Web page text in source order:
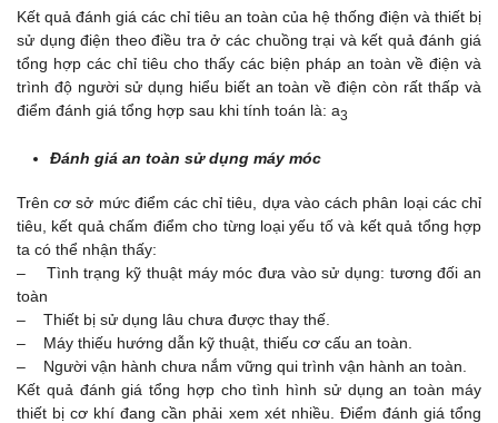
Kết quả đánh giá các chỉ tiêu an toàn của hệ thống điện và thiết bị
sử dụng điện theo điều tra ở các chuồng trại và kết quả đánh giá
tổng hợp các chỉ tiêu cho thấy các biện pháp an toàn về điện và
trình độ người sử dụng hiểu biết an toàn về điện còn rất thấp và
điểm đánh giá tổng hợp sau khi tính toán là: a3
Đánh giá an toàn sử dụng máy móc
Trên cơ sở mức điểm các chỉ tiêu, dựa vào cách phân loại các chỉ
tiêu, kết quả chấm điểm cho từng loại yếu tố và kết quả tổng hợp
ta có thể nhận thấy:
– Tình trạng kỹ thuật máy móc đưa vào sử dụng: tương đối an
toàn
– Thiết bị sử dụng lâu chưa được thay thế.
– Máy thiếu hướng dẫn kỹ thuật, thiếu cơ cấu an toàn.
– Người vận hành chưa nắm vững qui trình vận hành an toàn.
Kết quả đánh giá tổng hợp cho tình hình sử dụng an toàn máy
thiết bị cơ khí đang cần phải xem xét nhiều. Điểm đánh giá tổng